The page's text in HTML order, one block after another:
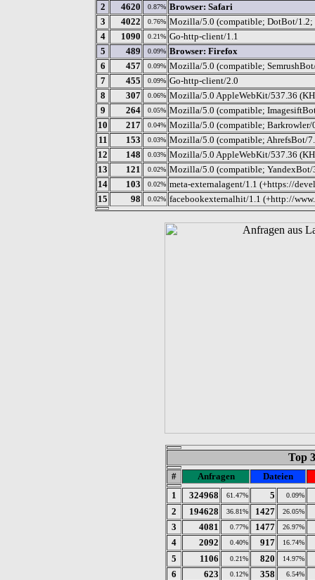
2 4620 0.87% Browser: Safari
3
4022 0.76% Mozilla/5.0 (compatible; DotBot/1.2;
4
1090 0.21% Go-http-client/1.1
5
489 0.09% Browser: Firefox
6
457 0.09% Mozilla/5.0 (compatible;
7
455 0.09% Go-http-client/2.0
8
307 0.06% Mozilla/5.0 AppleWebKit/537.36
9
264 0.05% Mozilla/5.0 (compatible;
10
217 0.04% Mozilla/5.0 (compatible; Barkrowler/
11
153 0.03% Mozilla/5.0 (compatible; AhrefsBot/
12
148 0.03% Mozilla/5.0 AppleWebKit/537.36
13
121 0.02% Mozilla/5.0 (compatible;
14
103 0.02% meta-externalagent/1.1 (+https://
15
98 0.02% facebookexternalhit/1.1 (+http://
Top
# Anfragen
Dateien
1
324968 61.47% 5 0.09%
2 194628 36.81% 1427 26.05%
3 4081 0.77% 1477 26.97%
4 2092 0.40% 917 16.74%
5 1106 0.21% 820 14.97%
6 623 0.12% 358 6.54%